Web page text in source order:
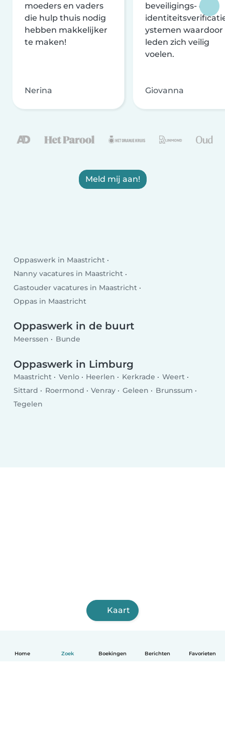
Home Zoek Boekingen Berichten Favorieten
moeders en vaders
die hulp thuis nodig
hebben makkelijker
te maken!
Nerina
beveiligings- en
ystemen waardoor
leden zich veilig
voelen.
Giovanna
Meld mij aan!
Oppaswerk in Maastricht
Nanny vacatures in Maastricht
Gastouder vacatures in Maastricht
Oppas in Maastricht
Oppaswerk in de buurt
Meerssen Bunde
Oppaswerk in Limburg
Maastricht Venlo Heerlen Kerkrade
Weert
Sittard
Roermond Venray Geleen
Brunssum
Tegelen
Kaart